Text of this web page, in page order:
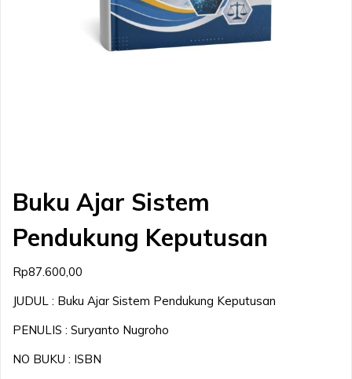
Buku Ajar Sistem
Pendukung Keputusan
Rp87.600,00
JUDUL : Buku Ajar Sistem Pendukung Keputusan
PENULIS : Suryanto Nugroho
NO BUKU : ISBN